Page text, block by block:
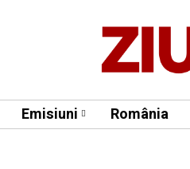
Emisiuni România